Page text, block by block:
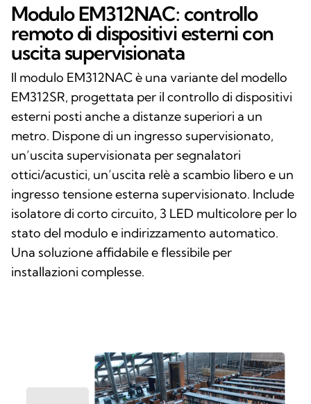
Modulo EM312NAC: controllo
remoto di dispositivi esterni con
uscita supervisionata
Il modulo EM312NAC è una variante del modello
EM312SR, progettata per il controllo di dispositivi
esterni posti anche a distanze superiori a un
metro. Dispone di un ingresso supervisionato,
un’uscita supervisionata per segnalatori
ottici/acustici, un’uscita relè a scambio libero e un
ingresso tensione esterna supervisionato. Include
isolatore di corto circuito, 3 LED multicolore per lo
stato del modulo e indirizzamento automatico.
Una soluzione affidabile e flessibile per
installazioni complesse.